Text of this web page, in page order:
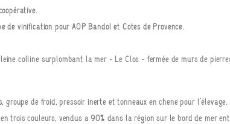
vinification pour AOP Bandol et Côtes de Provence.
colline surplombant la mer - Le Clos - fermée de murs de
de froid, pressoir inerte et tonneaux en chêne pour l'élevage.
trois couleurs, vendus à 90% dans la région sur le bord de mer